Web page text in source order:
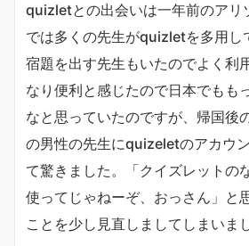
quizletとの出会いは一年前のアリ
では多くの先生がquizletを多用
宿題を出す先生もいたのでよく利
なり便利と感じたので日本でもも
なと思っていたのですが、帰国後
の男性の先生にquizeletのアカウ
て驚きました。「クイズレットの
使ってじゃねーぞ、おっさん」と
ことを少し見直しましてしまいま